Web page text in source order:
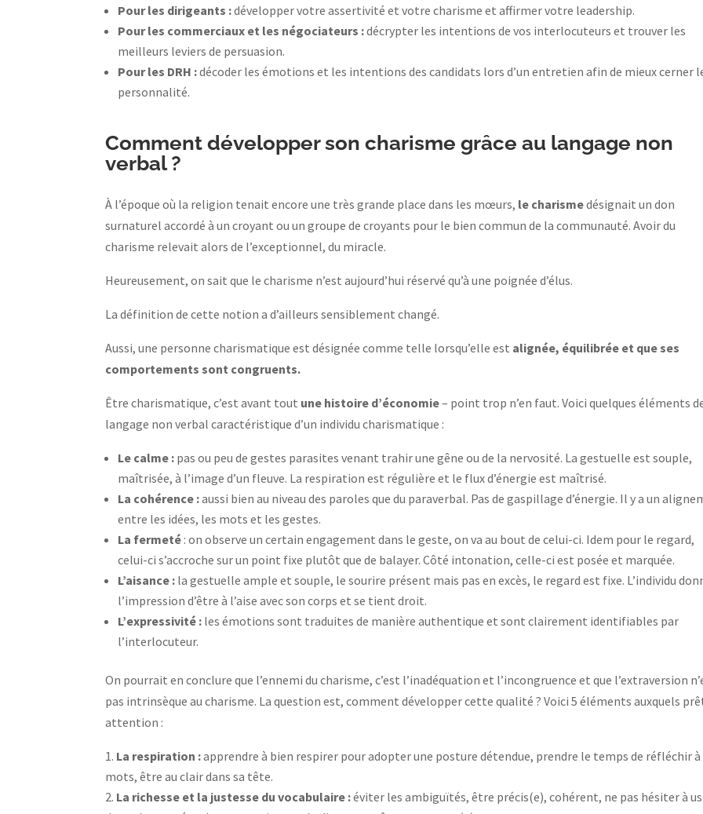
Pour les dirigeants :développer votre assertivité et votre charisme et affirmer votre leadership.
Pour les commerciaux et les négociateurs :décrypter les intentions de vos interlocuteurs et trouver les
meilleurs leviers de persuasion.
Pour les DRH :décoder les émotions et les intentions des candidats lors d’un entretien afin de mieux cerner
personnalité.
Comment développer son charisme grâce au langage non
verbal ?
À l’époque où la religion tenait encore une très grande place dans les mœurs, le charismedésignait un don
surnaturel accordé à un croyant ou un groupe de croyants pour le bien commun de la communauté. Avoir du
charisme relevait alors de l’exceptionnel, du miracle.
Heureusement, on sait que le charisme n’est aujourd’hui réservé qu’à une poignée d’élus.
La définition de cette notion a d’ailleurs sensiblement changé.
Aussi, une personne charismatique est désignée comme telle lorsqu’elle est alignée, équilibrée et que ses
comportements sont congruents.
Être charismatique, c’est avant tout une histoire d’économie– point trop n’en faut. Voici quelques éléments
langage non verbal caractéristique d’un individu charismatique :
Le calme : pas ou peu de gestes parasites venant trahir une gêne ou de la nervosité. La gestuelle est souple,
maîtrisée, à l’image d’un fleuve. La respiration est régulière et le flux d’énergie est maîtrisé.
La cohérence :aussi bien au niveau des paroles que du paraverbal. Pas de gaspillage d’énergie. Il y a un
entre les idées, les mots et les gestes.
La fermeté : on observe un certain engagement dans le geste, on va au bout de celui-ci. Idem pour le regard,
celui-ci s’accroche sur un point fixe plutôt que de balayer. Côté intonation, celle-ci est posée et marquée.
L’aisance : la gestuelle ample et souple, le sourire présent mais pas en excès, le regard est fixe. L’individu
l’impression d’être à l’aise avec son corps et se tient droit.
L’expressivité : les émotions sont traduites de manière authentique et sont clairement identifiables par
l’interlocuteur.
On pourrait en conclure que l’ennemi du charisme, c’est l’inadéquation et l’incongruence et que l’extraversion
pas intrinsèque au charisme. La question est, comment développer cette qualité ? Voici 5 éléments auxquels
attention :
La respiration :apprendre à bien respirer pour adopter une posture détendue, prendre le temps de réfléchir à
mots, être au clair dans sa tête.
La richesse et la justesse du vocabulaire :éviter les ambiguïtés, être précis(e), cohérent, ne pas hésiter à